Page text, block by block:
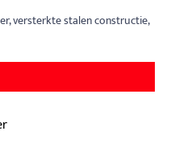
versterkte stalen constructie,